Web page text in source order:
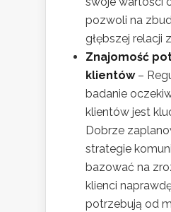
pozwoli na
głębszej relacji
Znajomość
klientów–
badanie
klientów jest
Dobrze
strategie
bazować na
klienci
potrzebują od